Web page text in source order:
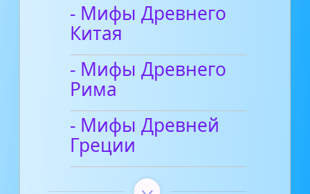
- Мифы Древнего
Китая
- Мифы Древнего
Рима
- Мифы Древней
Греции